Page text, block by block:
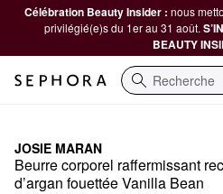
Célébration Beauty Insider : nous
privilégié(e)s du 1er au 31 août.
BEAUTY
Recherche
JOSIE MARAN
Beurre corporel raffermissant
d’argan fouettée Vanilla Bean